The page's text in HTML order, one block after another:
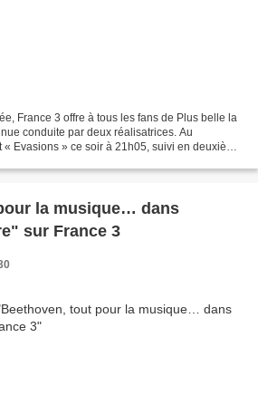
France 3 offre à tous les fans de Plus belle la
conduite par deux réalisatrices. Au
Evasions » ce soir à 21h05, suivi en deuxième
la musique… dans
sur France 3